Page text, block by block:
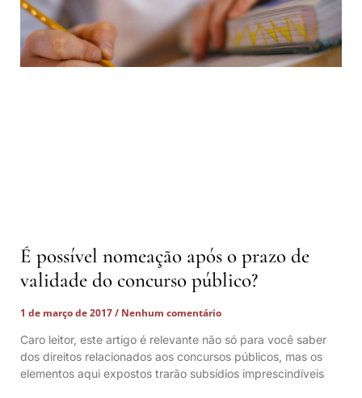
É possível nomeação após o prazo de
validade do concurso público?
1 de março de 2017
Nenhum comentário
Caro leitor, este artigo é relevante não só para você saber
dos direitos relacionados aos concursos públicos, mas os
elementos aqui expostos trarão subsídios imprescindíveis